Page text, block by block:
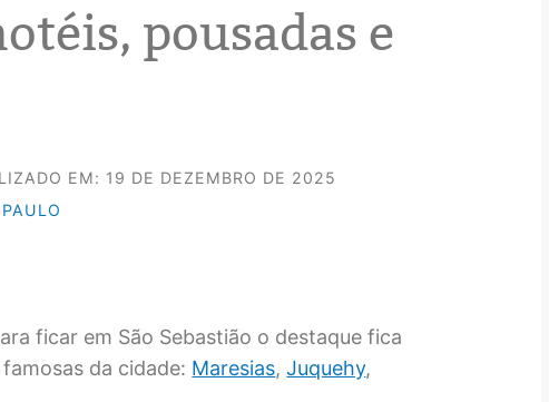
pousadas e
EM: 19 DE DEZEMBRO DE 2025
ficar em São Sebastião o destaque fica
da cidade: Maresias,Juquehy,